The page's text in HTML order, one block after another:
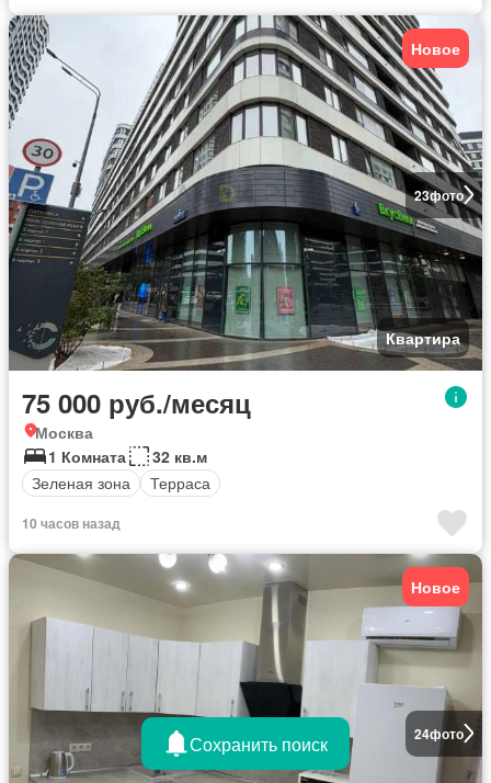
23фото
Новое
Квартира
75 000 руб./месяц
Москва
1 Комната
32 кв.м
Зеленая зона
Терраса
10 часов назад
24фото
Новое
Сохранить поиск